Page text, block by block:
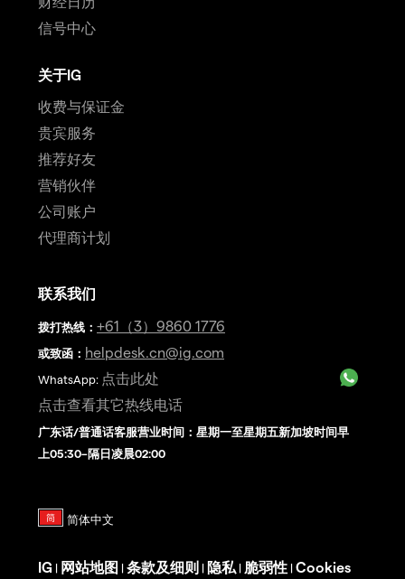
信号中心
关于IG
收费与保证金
贵宾服务
推荐好友
营销伙伴
公司账户
代理商计划
联系我们
拨打热线 ： +61（3）9860 1776
或致函： helpdesk.cn@ig.com
WhatsApp: 点击此处
点击查看其它热线电话
广东话/普通话客服营业时间：星期一至星期五新加坡时间早
上05:30–隔日凌晨02:00
IG | 网站地图 | 条款及细则 | 隐私 | 脆弱性 | Cookies